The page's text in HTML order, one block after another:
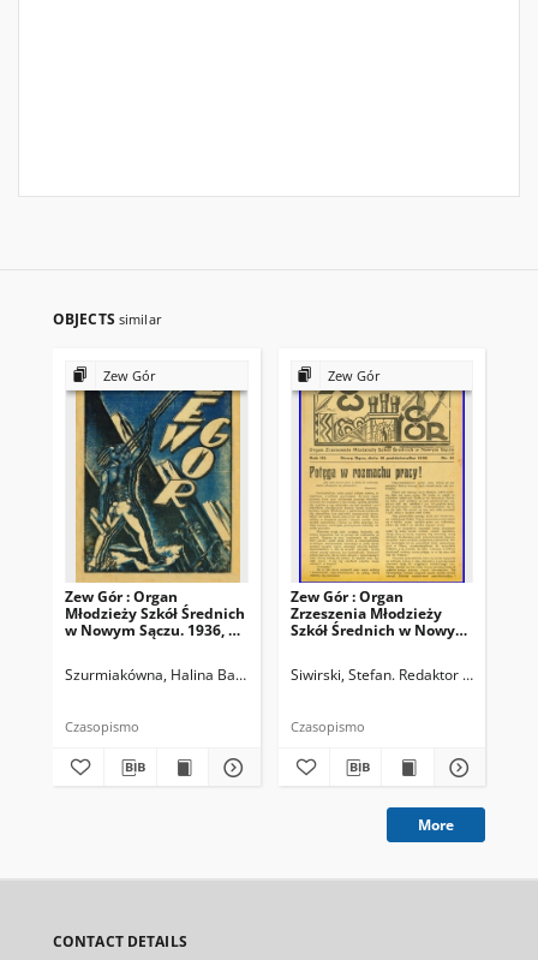
OBJECTS similar
Zew Gór
Zew Gór : Organ
Młodzieży Szkół Średnich
w Nowym Sączu. 1936, R.
Szurmiakówna, Halina Barbara (1920-1945). Redaktor naczelny
Czasopismo
Zew Gór
Zew Gór : Organ
Zrzeszenia Młodzieży
Szkół Średnich w Nowym
Siwirski, Stefan. Redaktor naczelny
Czasopismo
More
CONTACT DETAILS